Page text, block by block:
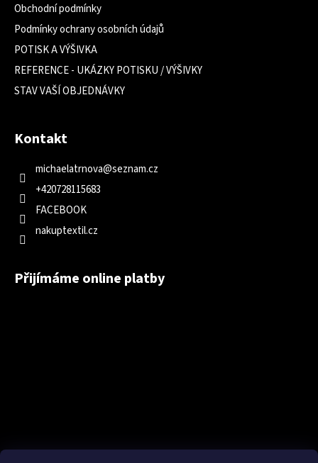
Obchodní podmínky
Podmínky ochrany osobních údajů
POTISK A VÝŠIVKA
REFERENCE - UKÁZKY POTISKU / VÝŠIVKY
STAV VAŠÍ OBJEDNÁVKY
Kontakt
michaelatrnova@seznam.cz
+420728115683
FACEBOOK
nakuptextil.cz
Přijímáme online platby